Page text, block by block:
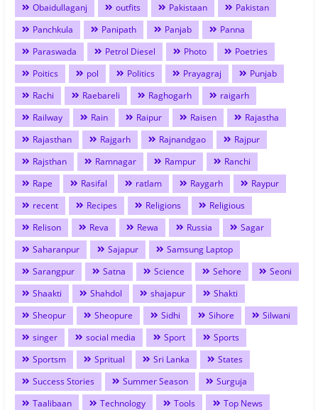
Obaidullaganj
outfits Pakistaan
Pakistan
Panchkula
Panipath Panjab
Panna
Paraswada
Petrol Diesel Photo
Poetries
Poitics
pol Politics Prayagraj
Punjab
Rachi
Raebareli Raghogarh
raigarh
Railway
Rain Raipur Raisen
Rajastha
Rajasthan
Rajgarh Rajnandgao
Rajpur
Rajsthan
Ramnagar Rampur
Ranchi
Rape
Rasifal ratlam Raygarh
Raypur
recent
Recipes Religions
Religious
Relison
Reva Rewa Russia
Sagar
Saharanpur
Sajapur
Samsung Laptop
Sarangpur
Satna Science Sehore
Seoni
Shaakti
Shahdol shajapur
Shakti
Sheopur
Sheopure Sidhi Sihore
Silwani
singer
social media Sport
Sports
Sportsm
Spritual Sri Lanka
States
Success Stories
Summer Season
Surguja
Taalibaan
Technology Tools
Top News